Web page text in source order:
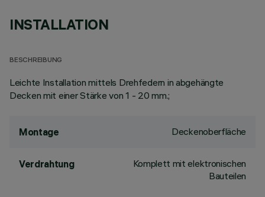
INSTALLATION
BESCHREIBUNG
Leichte Installation mittels Drehfedern in abgehängte
Decken mit einer Stärke von 1 - 20 mm.;
Montage Deckenoberfläche
Verdrahtung
Komplett mit elektronischen
Bauteilen